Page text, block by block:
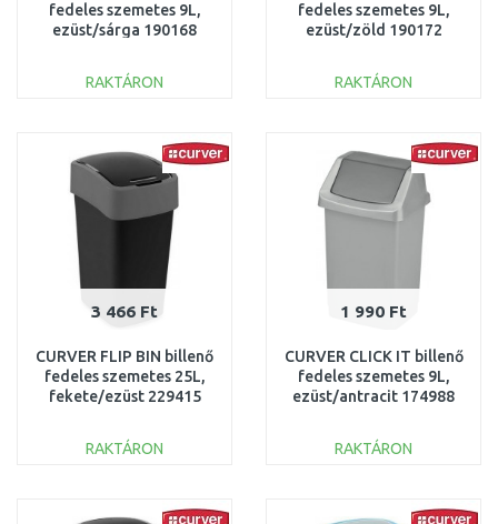
fedeles szemetes 9L,
ezüst/sárga 190168
RAKTÁRON
Összehasonlítás
fedeles szemetes 9L,
ezüst/zöld 190172
RAKTÁRON
Összehasonlítás
3 466 Ft
CURVER FLIP BIN billenő
fedeles szemetes 25L,
fekete/ezüst 229415
RAKTÁRON
Összehasonlítás
1 990 Ft
CURVER CLICK IT billenő
fedeles szemetes 9L,
ezüst/antracit 174988
RAKTÁRON
Összehasonlítás